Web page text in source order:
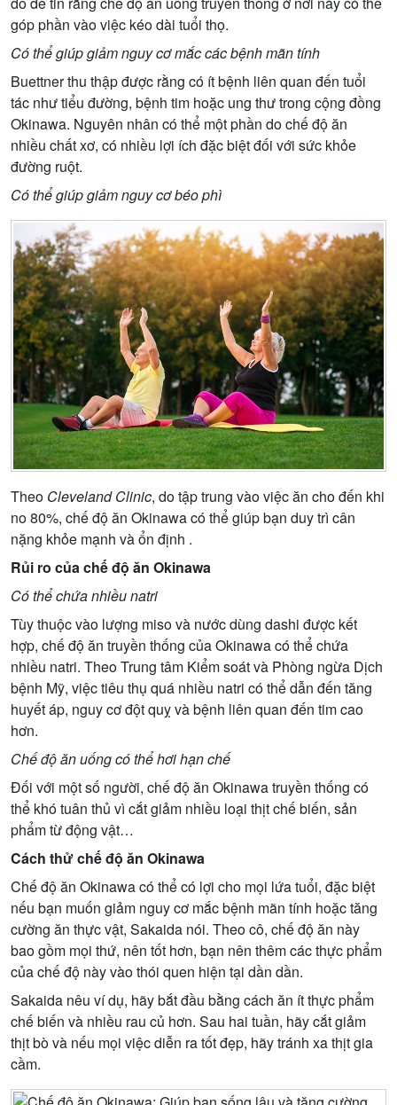
góp phần vào việc kéo dài tuổi thọ.
Có thể giúp giảm nguy cơ mắc các bệnh mãn tính
Buettner thu thập được rằng có ít bệnh liên quan đến tuổi
tác như tiểu đường, bệnh tim hoặc ung thư trong cộng đồng
Okinawa. Nguyên nhân có thể một phần do chế độ ăn
nhiều chất xơ, có nhiều lợi ích đặc biệt đối với sức khỏe
đường ruột.
Có thể giúp giảm nguy cơ béo phì
Theo Cleveland Clinic, do tập trung vào việc ăn cho đến khi
no 80%, chế độ ăn Okinawa có thể giúp bạn duy trì cân
nặng khỏe mạnh và ổn định .
Rủi ro của chế độ ăn Okinawa
Có thể chứa nhiều natri
Tùy thuộc vào lượng miso và nước dùng dashi được kết
hợp, chế độ ăn truyền thống của Okinawa có thể chứa
nhiều natri. Theo Trung tâm Kiểm soát và Phòng ngừa Dịch
bệnh Mỹ, việc tiêu thụ quá nhiều natri có thể dẫn đến tăng
huyết áp, nguy cơ đột quỵ và bệnh liên quan đến tim cao
hơn.
Chế độ ăn uống có thể hơi hạn chế
Đối với một số người, chế độ ăn Okinawa truyền thống có
thể khó tuân thủ vì cắt giảm nhiều loại thịt chế biến, sản
phẩm từ động vật…
Cách thử chế độ ăn Okinawa
Chế độ ăn Okinawa có thể có lợi cho mọi lứa tuổi, đặc biệt
nếu bạn muốn giảm nguy cơ mắc bệnh mãn tính hoặc tăng
cường ăn thực vật, Sakaida nói. Theo cô, chế độ ăn này
bao gồm mọi thứ, nên tốt hơn, bạn nên thêm các thực phẩm
của chế độ này vào thói quen hiện tại dần dần.
Sakaida nêu ví dụ, hãy bắt đầu bằng cách ăn ít thực phẩm
chế biến và nhiều rau củ hơn. Sau hai tuần, hãy cắt giảm
thịt bò và nếu mọi việc diễn ra tốt đẹp, hãy tránh xa thịt gia
cầm.